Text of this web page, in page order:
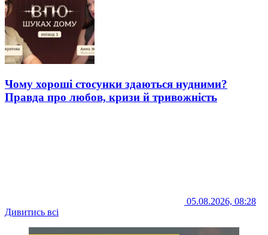
Чому хороші стосунки здаються нудними?
Правда про любов, кризи й тривожність
05.08.2026, 08:28
Дивитись всі